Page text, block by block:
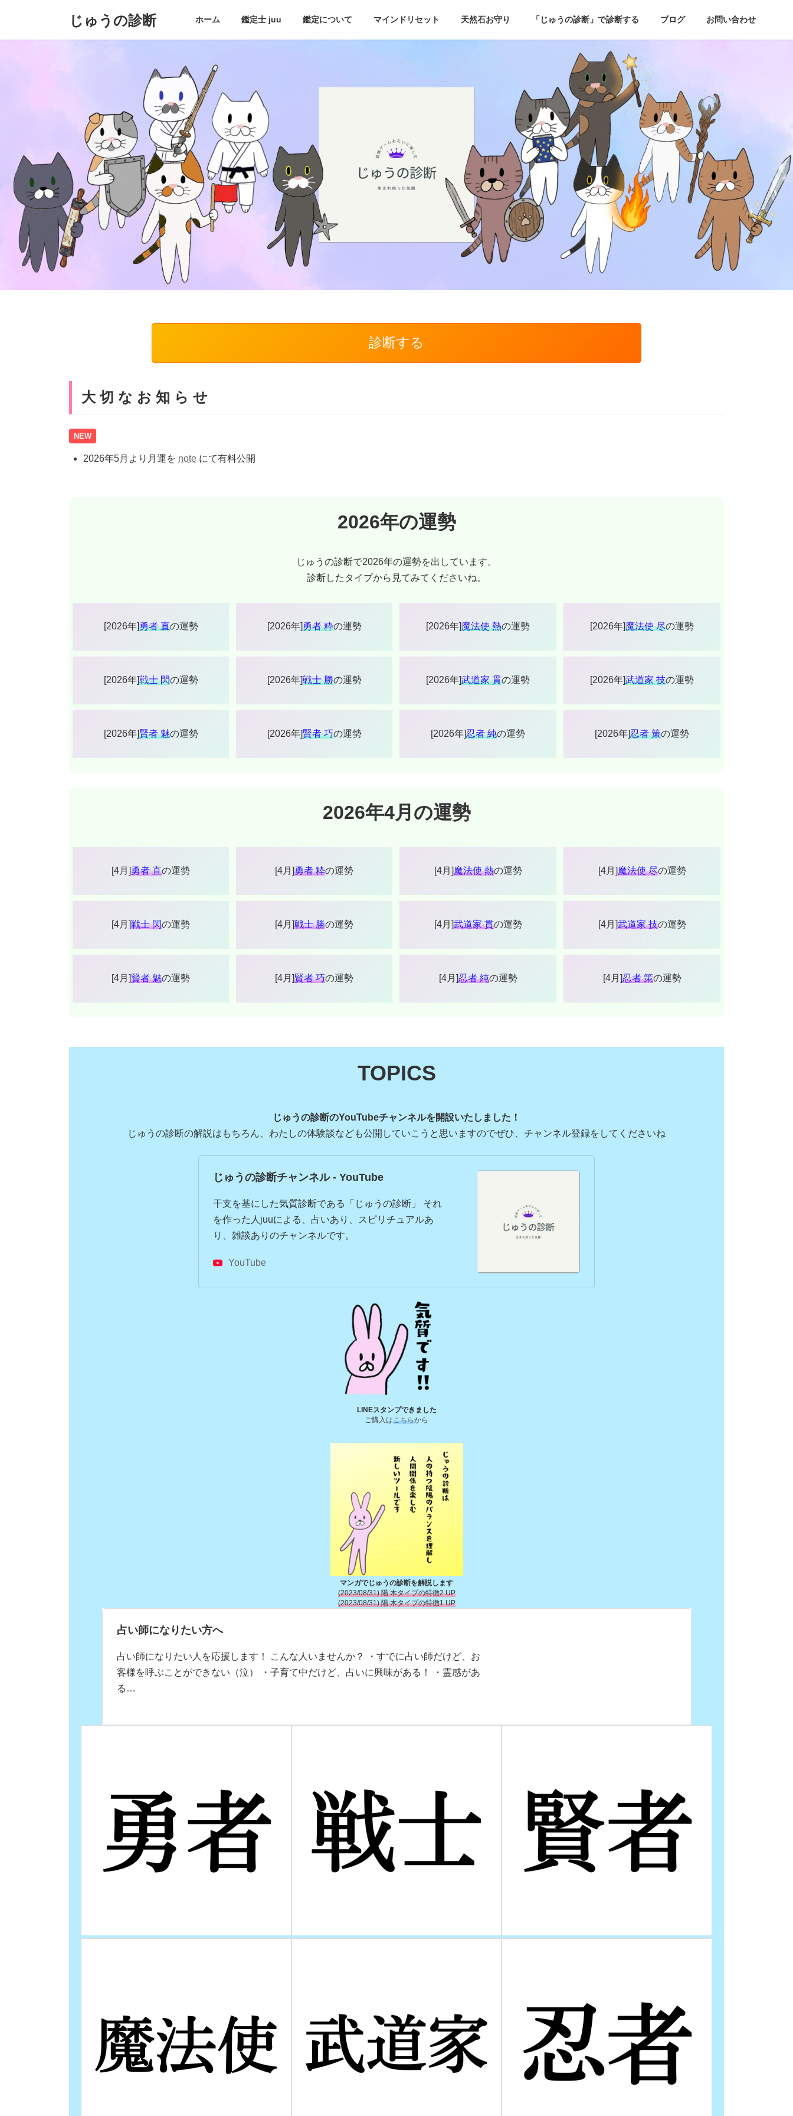
ン
ー
じゅうの診断 ホーム 鑑定士 juu 鑑定について マインドリセット 天然石お守り 「じゅうの診断」で診断する ブログ お問い合わせ
診断する
大 切 な お 知 ら せ
NEW
2026年5月より月運を note にて有料公開
2026年の運勢
じゅうの診断で2026年の運勢を出しています。
診断したタイプから見てみてくださいね。
[2026年]勇者 直の運勢 [2026年]勇者 粋の運勢 [2026年]魔法使 熱の運勢 [2026年]魔法使 尽の運勢
[2026年]戦士 閃の運勢 [2026年]戦士 勝の運勢 [2026年]武道家 貫の運勢 [2026年]武道家 技の運勢
[2026年]賢者 魅の運勢 [2026年]賢者 巧の運勢 [2026年]忍者 純の運勢 [2026年]忍者 策の運勢
2026年4月の運勢
[4月]勇者 直の運勢 [4月]勇者 粋の運勢 [4月]魔法使 熱の運勢 [4月]魔法使 尽の運勢
[4月]戦士 閃の運勢 [4月]戦士 勝の運勢 [4月]武道家 貫の運勢 [4月]武道家 技の運勢
[4月]賢者 魅の運勢 [4月]賢者 巧の運勢 [4月]忍者 純の運勢 [4月]忍者 策の運勢
TOPICS
じゅうの診断のYouTubeチャンネルを開設いたしました！
じゅうの診断の解説はもちろん、わたしの体験談なども公開していこうと思いますのでぜひ、チャンネル登録をしてくださいね
じゅうの診断チャンネル - YouTube
干支を基にした気質診断である「じゅうの診断」 それ
を作った人juuによる、占いあり、スピリチュアルあ
り、雑談ありのチャンネルです。
YouTube
LINEスタンプできました
ご購入はこちらから
マンガでじゅうの診断を解説します
(2023/08/31) 陽 木タイプの特徴2 UP
(2023/08/31) 陽 木タイプの特徴1 UP
占い師になりたい方へ
占い師になりたい人を応援します！ こんな人いませんか？ ・すでに占い師だけど、お
客様を呼ぶことができない（泣） ・子育て中だけど、占いに興味がある！ ・霊感があ
る…